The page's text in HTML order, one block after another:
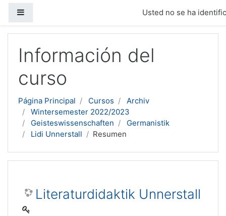
Usted no se ha
Información del
curso
Página Principal Cursos
Archiv
Wintersemester 2022/2023
Geisteswissenschaften
Germanistik
Lidi Unnerstall
Resumen
Literaturdidaktik Unnerstall